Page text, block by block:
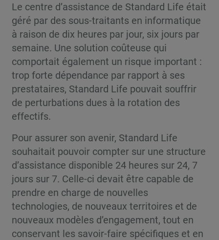
Le centre d’assistance de Standard Life était
géré par des sous-traitants en informatique
à raison de dix heures par jour, six jours par
semaine. Une solution coûteuse qui
comportait également un risque important :
trop forte dépendance par rapport à ses
prestataires, Standard Life pouvait souffrir
de perturbations dues à la rotation des
effectifs.
Pour assurer son avenir, Standard Life
souhaitait pouvoir compter sur une structure
d’assistance disponible 24 heures sur 24, 7
jours sur 7. Celle-ci devait être capable de
prendre en charge de nouvelles
technologies, de nouveaux territoires et de
nouveaux modèles d’engagement, tout en
conservant les savoir-faire spécifiques et en